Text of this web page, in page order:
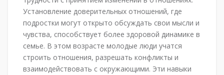
Установление доверительных отношений, где
подростки могут открыто обсуждать свои мысли и
чувства, способствует более здоровой динамике в
семье. В этом возрасте молодые люди учатся
строить отношения, разрешать конфликты и
взаимодействовать с окружающими. Эти навыки